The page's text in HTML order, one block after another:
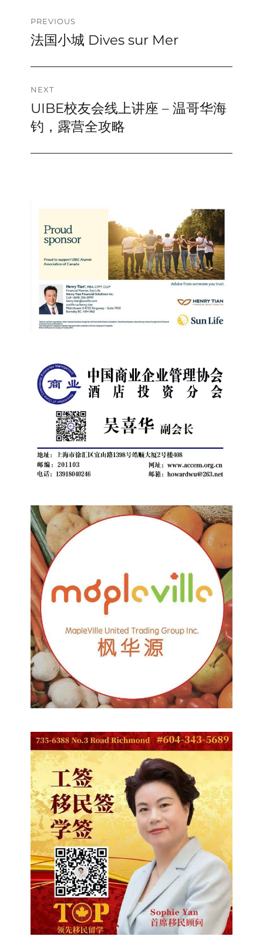
Post
navigation
PREVIOUS
Previous
法国小城 Dives sur Mer
NEXT
Next
post:
UIBE校友会线上讲座 – 温哥华海
钓，露营全攻略